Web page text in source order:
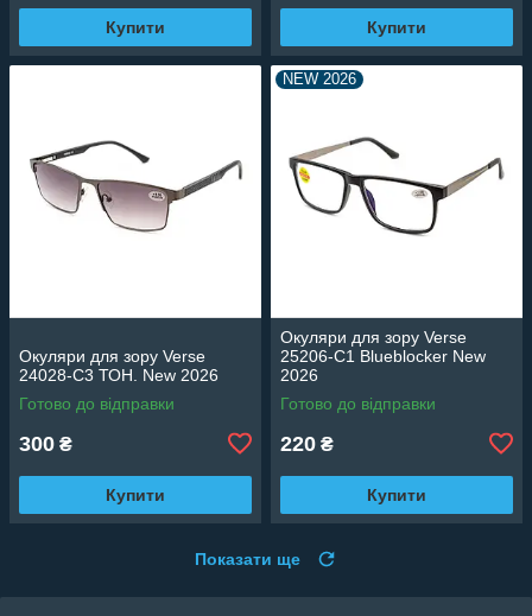
Купити Купити
Окуляри для зору Verse
24028-C3 ТОН. New 2026
Готово до відправки
300 ₴
Купити
NEW 2026
Окуляри для зору Verse
25206-C1 Blueblocker New
2026
Готово до відправки
220 ₴
Купити
Показати ще